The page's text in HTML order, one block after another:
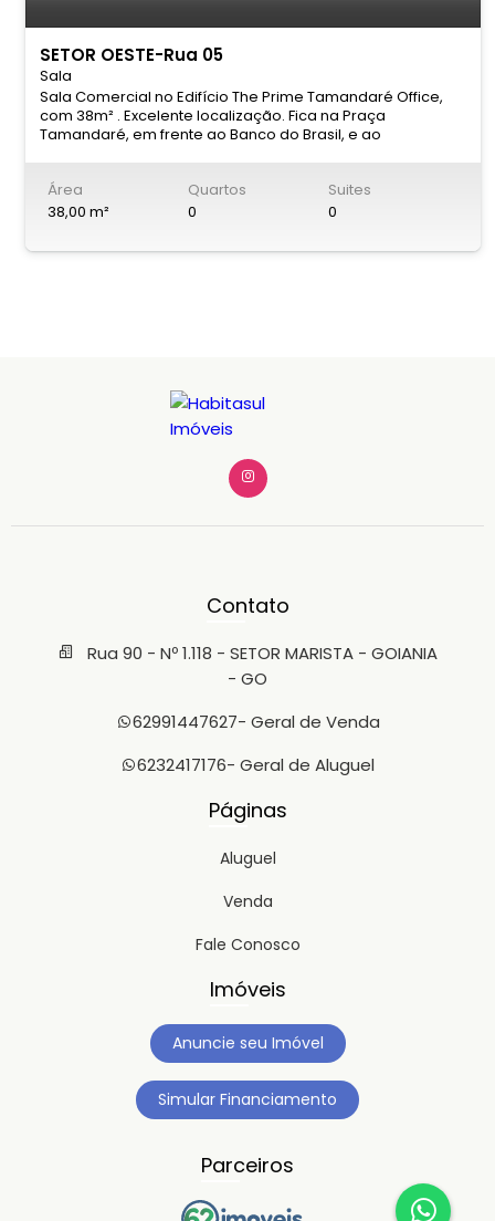
SETOR OESTE-Rua 05
Sala
Sala Comercial no Edifício The Prime Tamandaré Office,
com 38m² . Excelente localização. Fica na Praça
Tamandaré, em frente ao Banco do Brasil, e ao
Área
38,00 m²
Quartos
0
Suites
0
Contato
Rua 90 - Nº 1.118 - SETOR MARISTA - GOIANIA
- GO
62991447627- Geral de Venda
6232417176- Geral de Aluguel
Páginas
Aluguel
Venda
Fale Conosco
Imóveis
Anuncie seu Imóvel
Simular Financiamento
Parceiros